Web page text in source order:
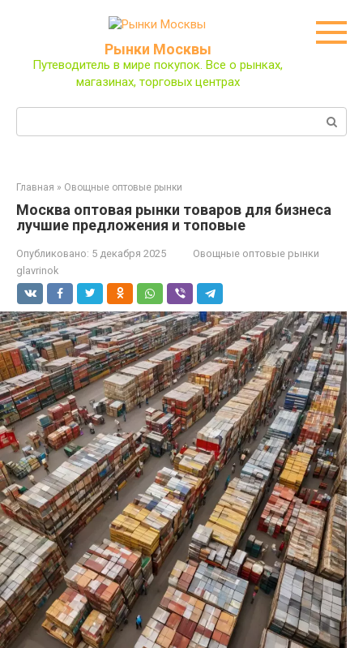
Рынки Москвы
Путеводитель в мире покупок. Все о рынках,
магазинах, торговых центрах
Главная » Овощные оптовые рынки
Москва оптовая рынки товаров для бизнеса
лучшие предложения и топовые
Опубликовано: 5 декабря 2025
Овощные оптовые рынки
glavrinok